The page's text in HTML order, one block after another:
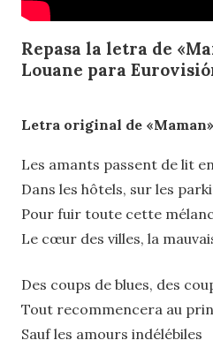
Repasa la letra de «
Louane para
Letra original de «Maman»
Les amants passent de lit
Dans les hôtels, sur les
Pour fuir toute cette
Le cœur des villes, la
Des coups de blues, des
Tout recommencera au
Sauf les amours indélébiles